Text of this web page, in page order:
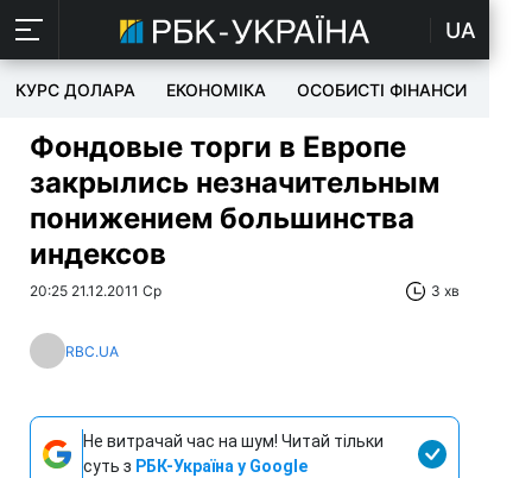
UA
КУРС ДОЛАРА ЕКОНОМІКА ОСОБИСТІ ФІНАНСИ
Фондовые торги в Европе
закрылись незначительным
понижением большинства
индексов
20:25 21.12.2011 Ср 3 хв
RBC.UA
Не витрачай час на шум! Читай тільки
суть з РБК-Україна у Google